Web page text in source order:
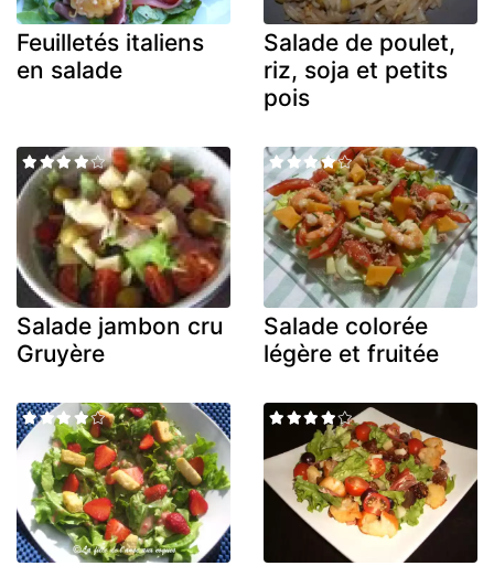
Feuilletés italiens
en salade
Salade de poulet,
riz, soja et petits
pois
Salade jambon cru
Gruyère
Salade colorée
légère et fruitée